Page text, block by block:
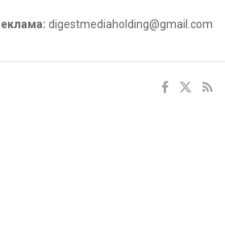
digestmediaholding@gmail.com